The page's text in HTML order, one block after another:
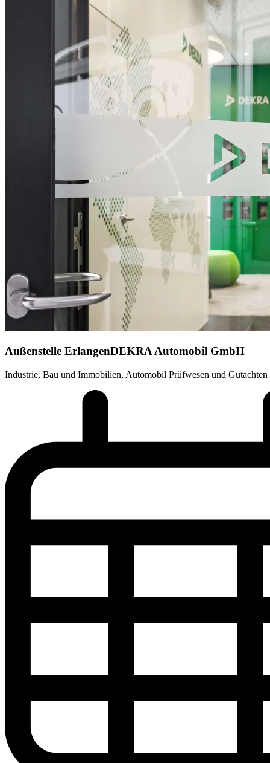
Außenstelle ErlangenDEKRA Automobil GmbH
Industrie, Bau und Immobilien, Automobil Prüfwesen und Gutachten